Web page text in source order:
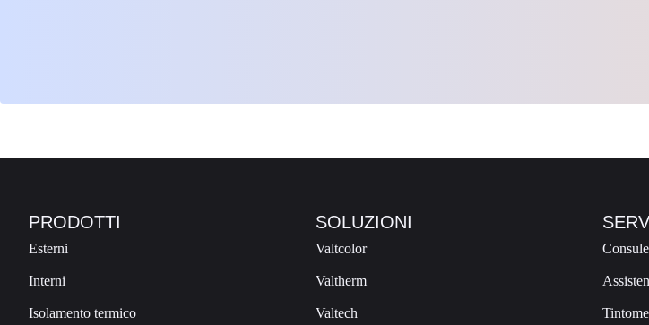
PRODOTTI
Esterni
Interni
Isolamento termico
SOLUZIONI
Valtcolor
Valtherm
Valtech